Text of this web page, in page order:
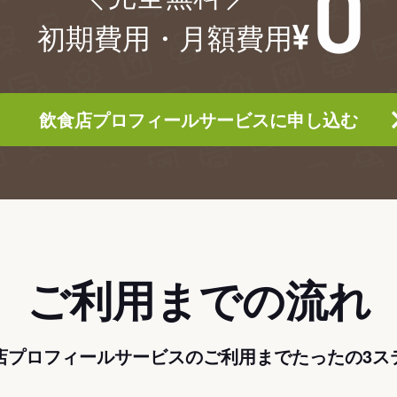
初期費用・月額費用
飲食店プロフィールサービスに申し込む
ご利用までの流れ
プロフィールサービスのご利用までたったの3ス